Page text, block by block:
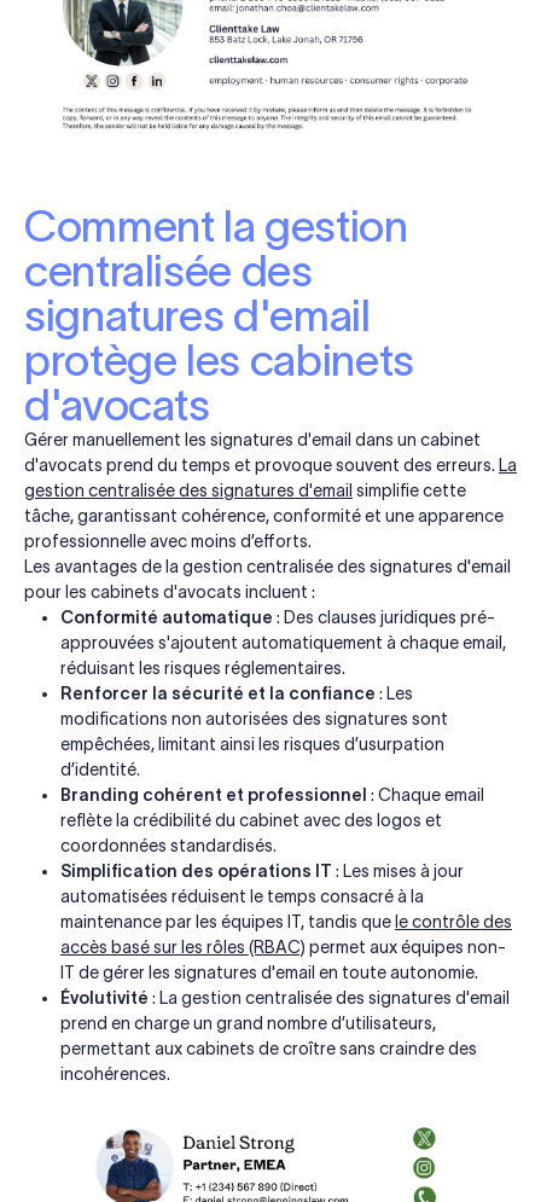
Comment la gestion
centralisée des
signatures d'email
protège les cabinets
d'avocats
Gérer manuellement les signatures d'email dans un cabinet
d'avocats prend du temps et provoque souvent des erreurs. La
gestion centralisée des signatures d'email simplifie cette
tâche, garantissant cohérence, conformité et une apparence
professionnelle avec moins d’efforts.
Les avantages de la gestion centralisée des signatures d'email
pour les cabinets d'avocats incluent :
Conformité automatique : Des clauses juridiques pré-
approuvées s'ajoutent automatiquement à chaque email,
réduisant les risques réglementaires.
Renforcer la sécurité et la confiance : Les
modifications non autorisées des signatures sont
empêchées, limitant ainsi les risques d’usurpation
d’identité.
Branding cohérent et professionnel : Chaque email
reflète la crédibilité du cabinet avec des logos et
coordonnées standardisés.
Simplification des opérations IT : Les mises à jour
automatisées réduisent le temps consacré à la
maintenance par les équipes IT, tandis que le contrôle des
accès basé sur les rôles (RBAC) permet aux équipes non-
IT de gérer les signatures d'email en toute autonomie.
Évolutivité : La gestion centralisée des signatures d'email
prend en charge un grand nombre d’utilisateurs,
permettant aux cabinets de croître sans craindre des
incohérences.